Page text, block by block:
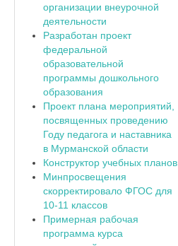
организации внеурочной
деятельности
Разработан проект
федеральной
образовательной
программы дошкольного
образования
Проект плана мероприятий,
посвященных проведению
Году педагога и наставника
в Мурманской области
Конструктор учебных планов
Минпросвещения
скорректировало ФГОС для
10-11 классов
Примерная рабочая
программа курса